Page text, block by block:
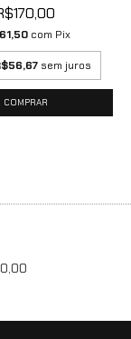
com Pix
sem juros